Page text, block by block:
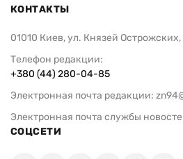
КОНТАКТЫ
01010 Киев, ул. Князей Острожских,
Телефон редакции:
+380 (44) 280-04-85
Электронная почта редакции:
Электронная почта службы
СОЦСЕТИ